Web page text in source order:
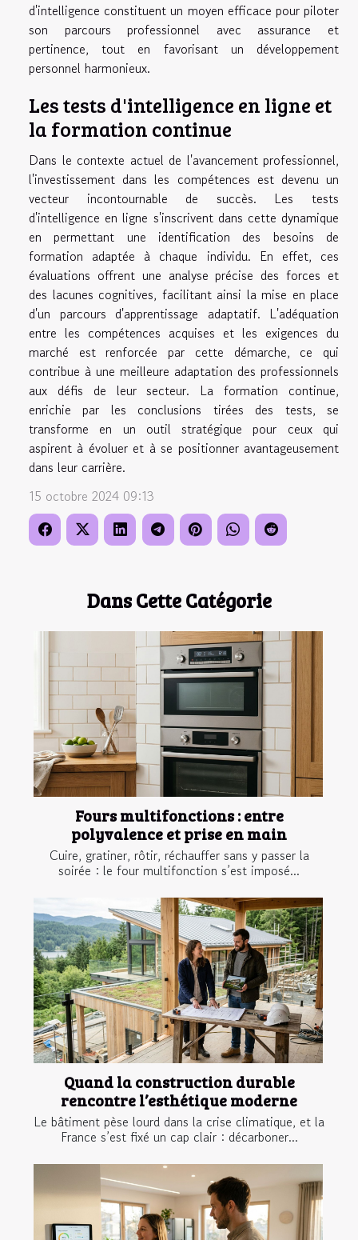
Dans Cette Catégorie
Fours multifonctions : entre
polyvalence et prise en main
Cuire, gratiner, rôtir, réchauffer sans y passer la
soirée : le four multifonction s’est imposé...
Quand la construction durable
rencontre l’esthétique moderne
Le bâtiment pèse lourd dans la crise climatique, et la
France s’est fixé un cap clair : décarboner...
d'intelligence constituent un moyen efficace pour piloter
son parcours professionnel avec assurance et
pertinence, tout en favorisant un développement
personnel harmonieux.
Les tests d'intelligence en ligne et
la formation continue
Dans le contexte actuel de l'avancement professionnel,
l'investissement dans les compétences est devenu un
vecteur incontournable de succès. Les tests
d'intelligence en ligne s'inscrivent dans cette dynamique
en permettant une identification des besoins de
formation adaptée à chaque individu. En effet, ces
évaluations offrent une analyse précise des forces et
des lacunes cognitives, facilitant ainsi la mise en place
d'un parcours d'apprentissage adaptatif. L'adéquation
entre les compétences acquises et les exigences du
marché est renforcée par cette démarche, ce qui
contribue à une meilleure adaptation des professionnels
aux défis de leur secteur. La formation continue,
enrichie par les conclusions tirées des tests, se
transforme en un outil stratégique pour ceux qui
aspirent à évoluer et à se positionner avantageusement
dans leur carrière.
15 octobre 2024 09:13